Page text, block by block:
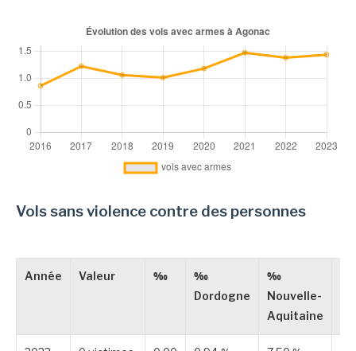
Vols sans violence contre des personnes
Année Valeur ‰
‰
Dordogne
‰
Nouvelle-
Aquitaine